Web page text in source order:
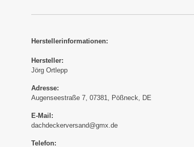
Herstellerinformationen:
Hersteller:
Jörg Ortlepp
Adresse:
Augenseestraße 7, 07381, Pößneck, DE
E-Mail:
dachdeckerversand@gmx.de
Telefon: